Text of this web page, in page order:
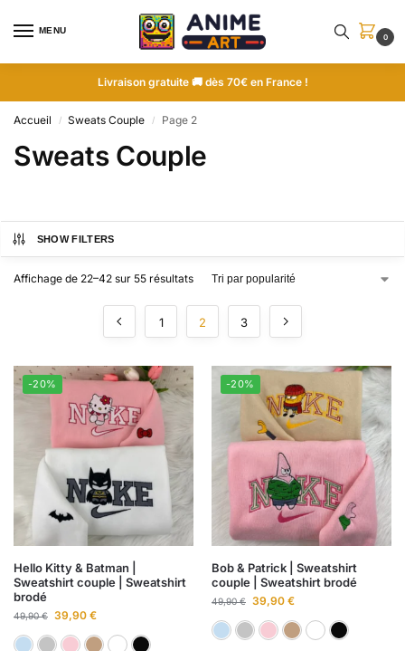
MENU
0
Livraison gratuite 🚚 dès 70€ en France !
Accueil / Sweats Couple / Page 2
Sweats Couple
SHOW FILTERS
Affichage de 22–42 sur 55 résultats
1 2 3
-20%
Hello Kitty & Batman |
Sweatshirt couple | Sweatshirt
brodé
49,90€ 39,90 €
Bleu cielGris chiné BlancNoir
-20%
Bob & Patrick | Sweatshirt
couple | Sweatshirt brodé
49,90€ 39,90 €
Bleu cielGris chiné